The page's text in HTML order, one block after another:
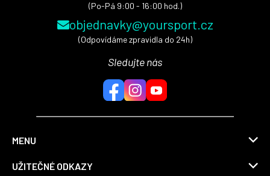
(Po-Pá 9:00 - 16:00 hod.)
objednavky@yoursport.cz
(Odpovídáme zpravidla do 24h)
Sledujte nás
MENU
UŽITEČNÉ ODKAZY